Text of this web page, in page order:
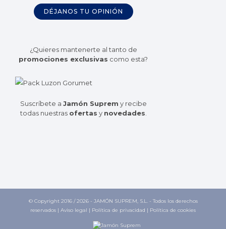
DÉJANOS TU OPINIÓN
¿Quieres mantenerte al tanto de
promociones exclusivas como esta?
Suscríbete a Jamón Suprem y recibe
todas nuestras ofertas y novedades
© Copyright 2016 /2026 - JAMÓN SUPREM, S.L. - Todos los derechos
reservados | Aviso legal | Política de privacidad | Política de cookies